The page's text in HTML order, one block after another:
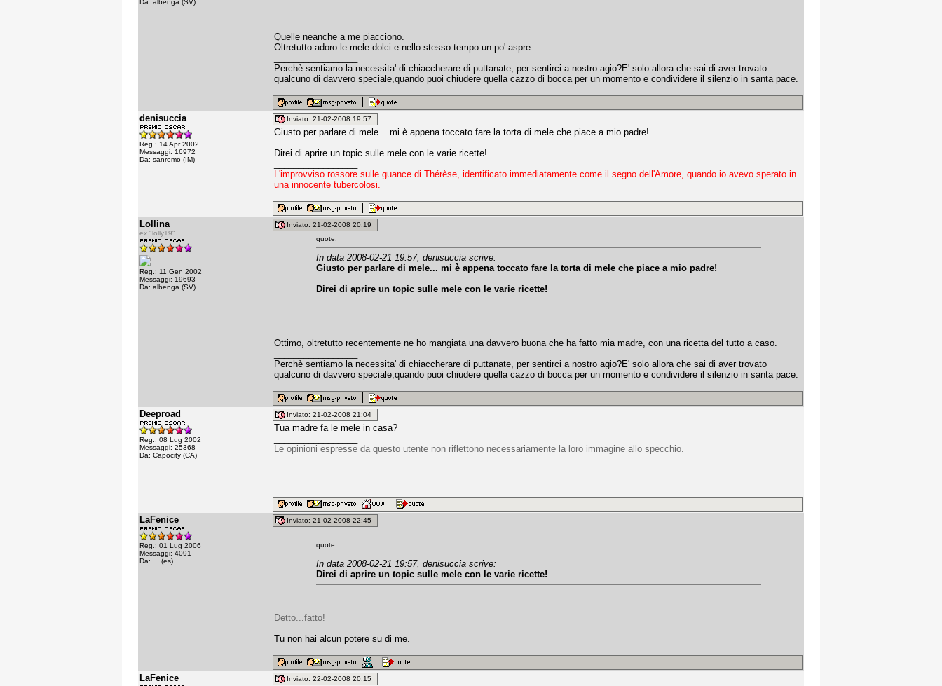
Da: albenga (SV)
Quelle neanche a me piacciono.
Oltretutto adoro le mele dolci e nello stesso tempo un po' aspre.
Perchè sentiamo la necessita' di chiaccherare di puttanate, per sentirci a nostro agio?E' solo allora che sai di aver trovato
qualcuno di davvero speciale,quando puoi chiudere quella cazzo di bocca per un momento e condividere il silenzio in santa pace.
denisuccia
Reg.: 14 Apr 2002
Messaggi: 16972
Da: sanremo (IM)
Inviato: 21-02-2008 19:57
Giusto per parlare di mele... mi è appena toccato fare la torta di mele che piace a mio padre!
Direi di aprire un topic sulle mele con le varie ricette!
L'improvviso rossore sulle guance di Thérèse, identificato immediatamente come il segno dell'Amore, quando io avevo sperato in
una innocente tubercolosi.
Lollina
ex "lolly19"
Reg.: 11 Gen 2002
Messaggi: 19693
Da: albenga (SV)
Inviato: 21-02-2008 20:19
quote:
In data 2008-02-21 19:57, denisuccia scrive:
Giusto per parlare di mele... mi è appena toccato fare la torta di mele che piace a mio padre!
Direi di aprire un topic sulle mele con le varie ricette!
Ottimo, oltretutto recentemente ne ho mangiata una davvero buona che ha fatto mia madre, con una ricetta del tutto a caso.
Perchè sentiamo la necessita' di chiaccherare di puttanate, per sentirci a nostro agio?E' solo allora che sai di aver trovato
qualcuno di davvero speciale,quando puoi chiudere quella cazzo di bocca per un momento e condividere il silenzio in santa pace.
Deeproad
Reg.: 08 Lug 2002
Messaggi: 25368
Da: Capocity (CA)
Inviato: 21-02-2008 21:04
Tua madre fa le mele in casa?
Le opinioni espresse da questo utente non riflettono necessariamente la loro immagine allo specchio.
LaFenice
Reg.: 01 Lug 2006
Messaggi: 4091
Da: ... (es)
Inviato: 21-02-2008 22:45
quote:
In data 2008-02-21 19:57, denisuccia scrive:
Direi di aprire un topic sulle mele con le varie ricette!
Detto...fatto!
Tu non hai alcun potere su di me.
LaFenice Inviato: 22-02-2008 20:15